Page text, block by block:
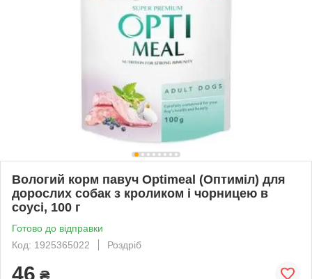
Вологий корм павуч Optimeal (Оптиміл) для
дорослих собак з кроликом і чорницею в
соусі, 100 г
Готово до відправки
Код: 1925365022
Роздріб
46